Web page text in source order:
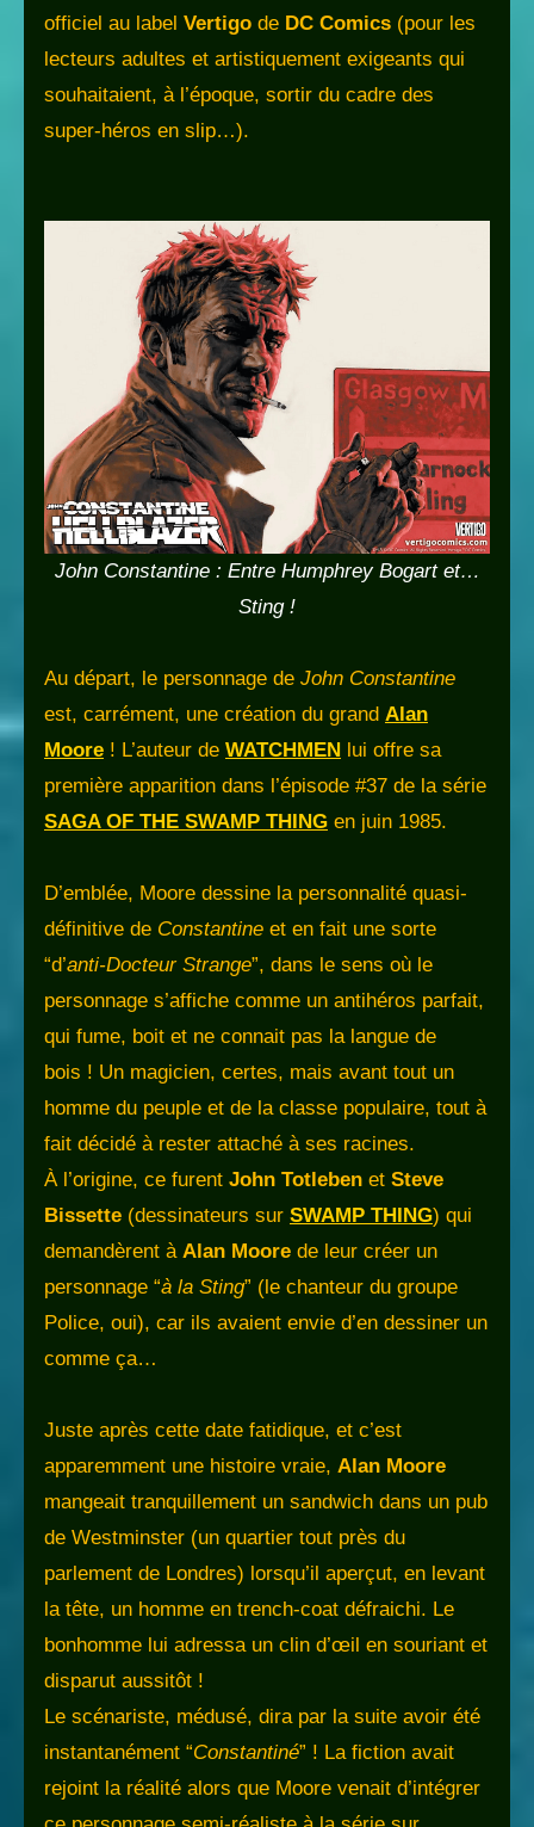
officiel au label Vertigo de DC Comics (pour les
lecteurs adultes et artistiquement exigeants qui
souhaitaient, à l’époque, sortir du cadre des
super-héros en slip…).
John Constantine : Entre Humphrey Bogart et…
Sting !
Au départ, le personnage de John Constantine
est, carrément, une création du grand Alan
Moore ! L’auteur de WATCHMEN lui offre sa
première apparition dans l’épisode #37 de la série
SAGA OF THE SWAMP THING en juin 1985.
D’emblée, Moore dessine la personnalité quasi-
définitive de Constantine et en fait une sorte
“d’anti-Docteur Strange”, dans le sens où le
personnage s’affiche comme un antihéros parfait,
qui fume, boit et ne connait pas la langue de
bois ! Un magicien, certes, mais avant tout un
homme du peuple et de la classe populaire, tout à
fait décidé à rester attaché à ses racines.
À l’origine, ce furent John Totleben et Steve
Bissette (dessinateurs sur SWAMP THING) qui
demandèrent à Alan Moore de leur créer un
personnage “à la Sting” (le chanteur du groupe
Police, oui), car ils avaient envie d’en dessiner un
comme ça…
Juste après cette date fatidique, et c’est
apparemment une histoire vraie, Alan Moore
mangeait tranquillement un sandwich dans un pub
de Westminster (un quartier tout près du
parlement de Londres) lorsqu’il aperçut, en levant
la tête, un homme en trench-coat défraichi. Le
bonhomme lui adressa un clin d’œil en souriant et
disparut aussitôt !
Le scénariste, médusé, dira par la suite avoir été
instantanément “Constantiné” ! La fiction avait
rejoint la réalité alors que Moore venait d’intégrer